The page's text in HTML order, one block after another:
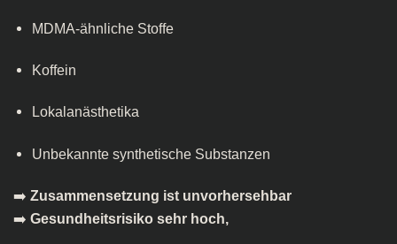
MDMA-ähnliche Stoffe
Koffein
Lokalanästhetika
Unbekannte synthetische Substanzen
➡️ Zusammensetzung ist unvorhersehbar
➡️ Gesundheitsrisiko sehr hoch,